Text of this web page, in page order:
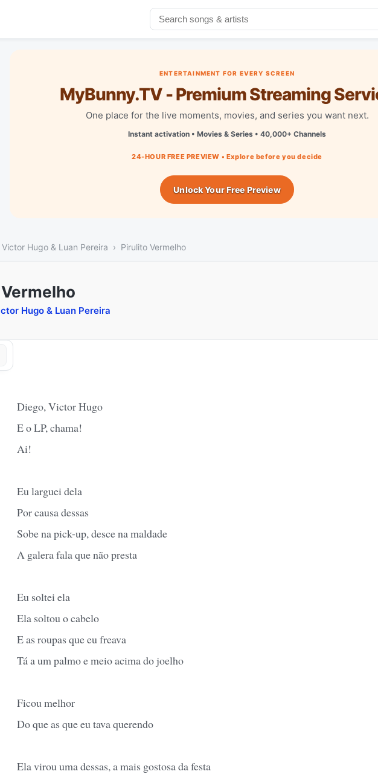
ENTERTAINMENT FOR EVERY SCREEN
MyBunny.TV - Premium Streaming
One place for the live moments, movies, and series you want next.
Instant activation • Movies & Series • 40,000+ Channels
24-HOUR FREE PREVIEW • Explore before you decide
Unlock Your Free Preview
Victor Hugo & Luan Pereira Pirulito Vermelho
Hugo & Luan Pereira
Diego, Victor Hugo
E o LP, chama!
Ai!
Eu larguei dela
Por causa dessas
Sobe na pick-up, desce na maldade
A galera fala que não presta
Eu soltei ela
Ela soltou o cabelo
E as roupas que eu freava
Tá a um palmo e meio acima do joelho
Ficou melhor
Do que as que eu tava querendo
Ela virou uma dessas, a mais gostosa da festa